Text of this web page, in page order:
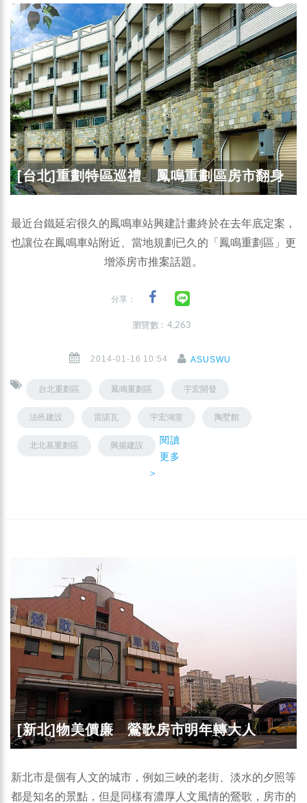
[台北]重劃特區巡禮 鳳鳴重劃區房市翻身
最近台鐵延宕很久的鳳鳴車站興建計畫終於在去年底定案，
也讓位在鳳鳴車站附近、當地規劃已久的「鳳鳴重劃區」更
增添房市推案話題。
分享：
瀏覽數 : 4,263
2014-01-16 10:54 ASUSWU
台北重劃區 鳳鳴重劃區 宇宏開發
法邑建設 雷諾瓦 宇宏鴻堂 陶墅館
北北基重劃區 興揚建設
閱讀
更多
＞
[新北]物美價廉 鶯歌房市明年轉大人
新北市是個有人文的城市，例如三峽的老街、淡水的夕照等
都是知名的景點，但是同樣有濃厚人文風情的鶯歌，房市的